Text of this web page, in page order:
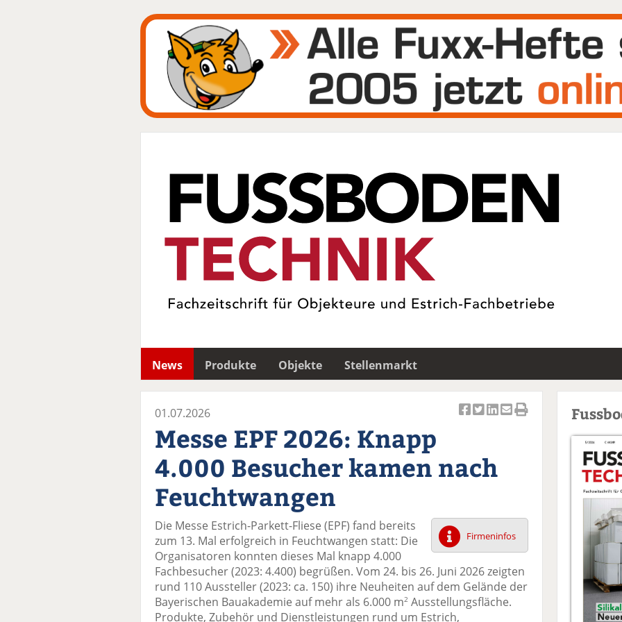
News Produkte Objekte
Stellenmarkt
el
F
ac
e
o
o
k
el
tt
er
k
el
Li
n
di
n
te
E
m
v
er
se
ck
e
01.07.2026
Messe EPF 2026: Knapp
4.000 Besucher kamen nach
Feuchtwangen
Firmeninfos
Die Messe Estrich-Parkett-Fliese (EPF) fand bereits
zum 13. Mal erfolgreich in Feuchtwangen statt: Die
Organisatoren konnten dieses Mal knapp 4.000
Fachbesucher (2023: 4.400) begrüßen. Vom 24. bis 26. Juni 2026 zeigten
rund 110 Aussteller (2023: ca. 150) ihre Neuheiten auf dem Gelände der
Bayerischen Bauakademie auf mehr als 6.000 m2 Ausstellungsfläche.
Produkte, Zubehör und Dienstleistungen rund um Estrich,